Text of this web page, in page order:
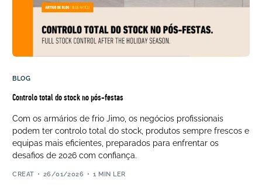
BLOG
Controlo total do stock no pós-festas
Com os armários de frio Jimo, os negócios profissionais
podem ter controlo total do stock, produtos sempre frescos e
equipas mais eficientes, preparados para enfrentar os
desafios de 2026 com confiança.
CREAT 26/01/2026 1 MIN LER